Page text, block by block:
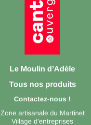
Le Moulin d’Adèle
Tous nos produits
Contactez-nous !
Zone artisanale du Martinet
Village d'entreprises